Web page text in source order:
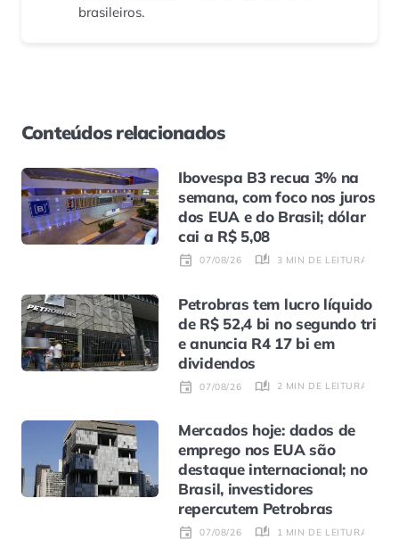
brasileiros.
Conteúdos relacionados
Ibovespa B3 recua 3% na
semana, com foco nos juros
dos EUA e do Brasil; dólar
cai a R$ 5,08
07/08/26 3 MIN DE LEITURA
Petrobras tem lucro líquido
de R$ 52,4 bi no segundo tri
e anuncia R4 17 bi em
dividendos
07/08/26 2 MIN DE LEITURA
Mercados hoje: dados de
emprego nos EUA são
destaque internacional; no
Brasil, investidores
repercutem Petrobras
07/08/26 1 MIN DE LEITURA